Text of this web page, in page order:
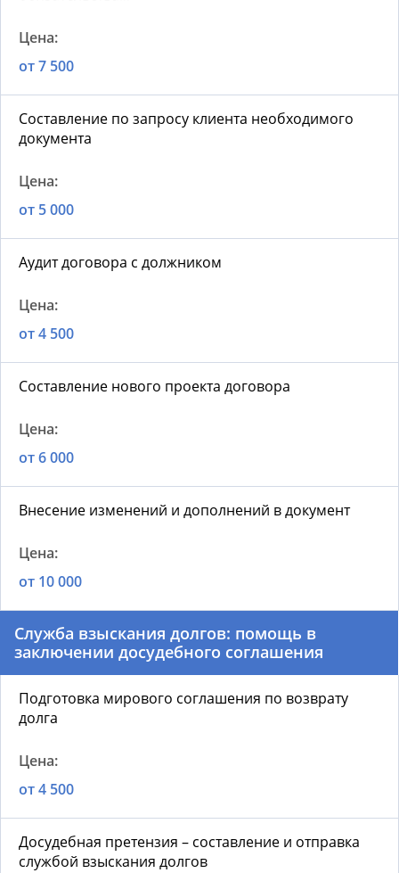
от 7 500
Составление по запросу клиента необходимого
документа
от 5 000
Аудит договора с должником
от 4 500
Составление нового проекта договора
от 6 000
Внесение изменений и дополнений в документ
от 10 000
Служба взыскания долгов: помощь в
заключении досудебного соглашения
Подготовка мирового соглашения по возврату
долга
от 4 500
Досудебная претензия – составление и отправка
службой взыскания долгов